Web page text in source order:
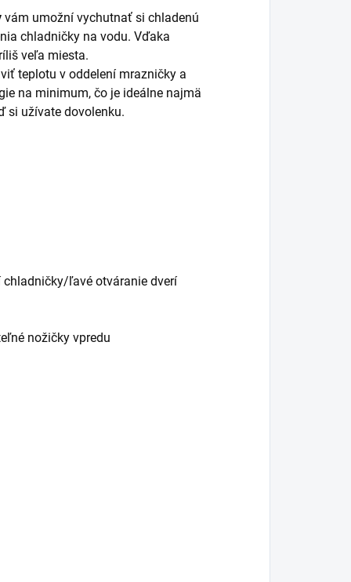
vám umožní vychutnať si chladenú
chladničky na vodu. Vďaka
veľa miesta.
teplotu v oddelení mrazničky a
na minimum, čo je ideálne najmä
si užívate dovolenku.
chladničky/ľavé otváranie dverí
nožičky vpredu